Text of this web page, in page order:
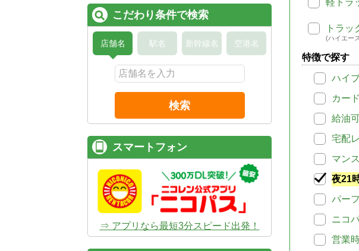
軽トラ
トラッ
(ハイエー
特徴で探す
ハイ
カー
給油
宅配
マン
夜21
パー
ニコ
営業
こだわり条件で検索
店舗名 駅名 新幹線名 空港名
検索
スマートフォン
⇒ アプリなら最短3分スピード出発！